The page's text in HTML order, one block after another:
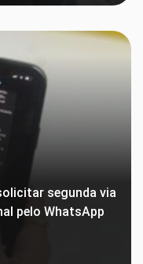
segunda via
pelo WhatsApp
que o brasileiro